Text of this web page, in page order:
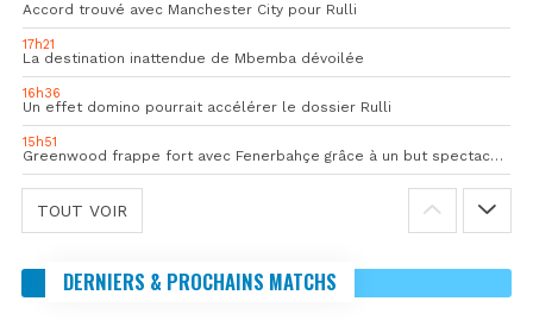
Accord trouvé avec Manchester City pour Rulli
17h21
La destination inattendue de Mbemba dévoilée
16h36
Un effet domino pourrait accélérer le dossier Rulli
15h51
Greenwood frappe fort avec Fenerbahçe grâce à un but spectaculaire
TOUT VOIR
DERNIERS & PROCHAINS MATCHS